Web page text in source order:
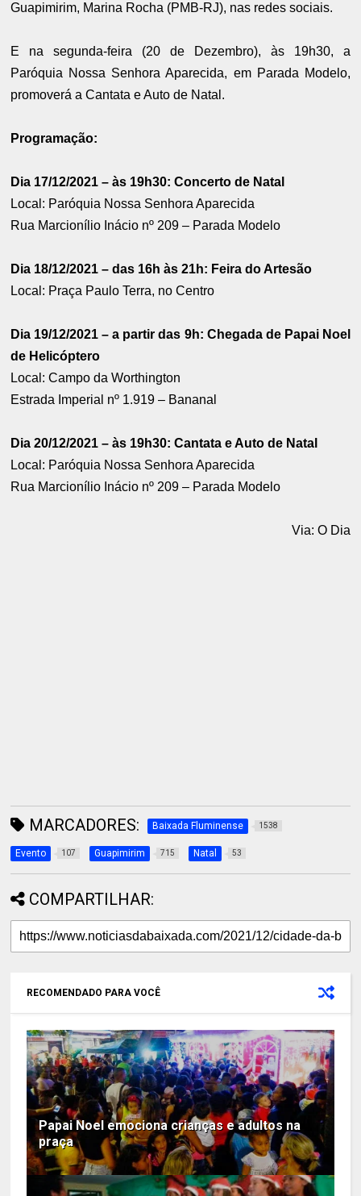
Guapimirim, Marina Rocha (PMB-RJ), nas redes sociais.
E na segunda-feira (20 de Dezembro), às 19h30, a
Paróquia Nossa Senhora Aparecida, em Parada Modelo,
promoverá a Cantata e Auto de Natal.
Programação:
Dia 17/12/2021 – às 19h30: Concerto de Natal
Local: Paróquia Nossa Senhora Aparecida
Rua Marcionílio Inácio nº 209 – Parada Modelo
Dia 18/12/2021 – das 16h às 21h: Feira do Artesão
Local: Praça Paulo Terra, no Centro
Dia 19/12/2021 – a partir das 9h: Chegada de Papai Noel
de Helicóptero
Local: Campo da Worthington
Estrada Imperial nº 1.919 – Bananal
Dia 20/12/2021 – às 19h30: Cantata e Auto de Natal
Local: Paróquia Nossa Senhora Aparecida
Rua Marcionílio Inácio nº 209 – Parada Modelo
Via: O Dia
MARCADORES: Baixada Fluminense 1538
Evento 107 Guapimirim 715 Natal 53
COMPARTILHAR:
RECOMENDADO PARA VOCÊ
Papai Noel emociona crianças e adultos na
praça